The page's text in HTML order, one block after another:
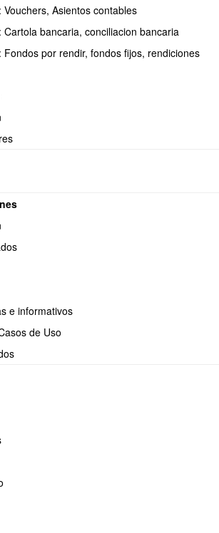
Vouchers, Asientos contables
Cartola bancaria, conciliacion bancaria
Fondos por rendir, fondos fijos, rendiciones
e informativos
de Uso
→ Crear lista → Crear sender →
es necesario crear una plantilla de
desde donde se obtendrán los correos de los
crear un Senders ( Correo desde donde
).
debe realizar los siguientes pasos:
un nombre, indicar el asunto y crear
el correo y finalmente guardar.
simple y un editor visual avanzado.